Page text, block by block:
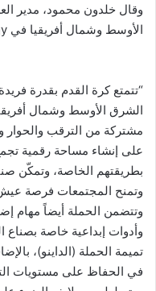
وقال خلدون محمود، مدير
الأوسط وشمال أفريقيا في BIGO Technology:
“تتمتع كرة القدم بقدرة
الشرق الأوسط وشمال
مشتركة من الترقب والحوار
على إنشاء مساحة رقمية
بطريقتهم الخاصة، وتمكّن
وتمنح المجتمعات فرصة عيش
وتتضمن الحملة أيضاً مهام
وأدوات إبداعية خاصة
تميمة الحملة (الداينو)،
في الحفاظ على مستويات